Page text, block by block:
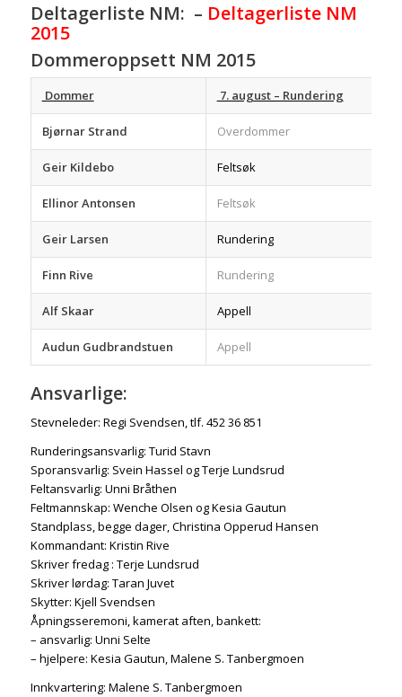
Deltagerliste NM: – Deltagerliste NM
2015
Dommeroppsett NM 2015
Dommer 7. august – Rundering
Bjørnar Strand Overdommer
Geir Kildebo Feltsøk
Ellinor Antonsen Feltsøk
Geir Larsen Rundering
Finn Rive Rundering
Alf Skaar Appell
Audun Gudbrandstuen Appell
Ansvarlige:
Stevneleder: Regi Svendsen, tlf. 452 36 851
Runderingsansvarlig: Turid Stavn
Sporansvarlig: Svein Hassel og Terje Lundsrud
Feltansvarlig: Unni Bråthen
Feltmannskap: Wenche Olsen og Kesia Gautun
Standplass, begge dager, Christina Opperud Hansen
Kommandant: Kristin Rive
Skriver fredag : Terje Lundsrud
Skriver lørdag: Taran Juvet
Skytter: Kjell Svendsen
Åpningsseremoni, kamerat aften, bankett:
– ansvarlig: Unni Selte
– hjelpere: Kesia Gautun, Malene S. Tanbergmoen
Innkvartering: Malene S. Tanbergmoen